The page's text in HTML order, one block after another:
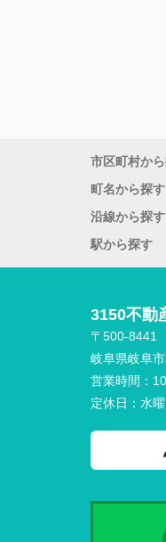
市区町村か
町名から探す
沿線から探す
駅から探す
3150不動
〒500-8441
岐阜県岐阜
営業時間：
定休日： 水